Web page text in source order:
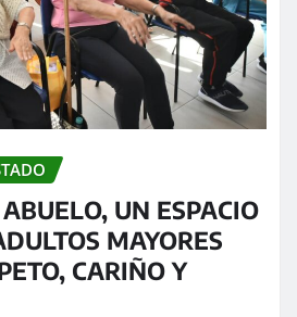
UN ESPACIO
MAYORES
CARIÑO Y